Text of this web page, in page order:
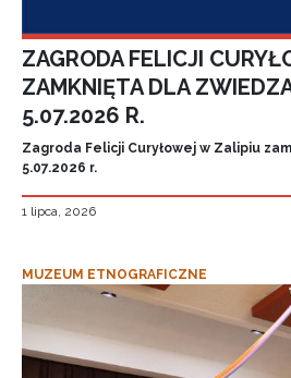
ZAGRODA FELICJI
ZAMKNIĘTA DLA
5.07.2026 R.
Zagroda Felicji Curyłowej w Zalipiu
5.07.2026 r.
1 lipca, 2026
MUZEUM ETNOGRAFICZNE